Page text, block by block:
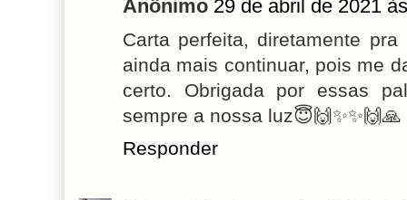
Anônimo 29 de abril de 2021
Carta perfeita, diretamente
ainda mais continuar, pois me
certo. Obrigada por essas
sempre a nossa luz😇🙌✨✨🙌🙏
Responder